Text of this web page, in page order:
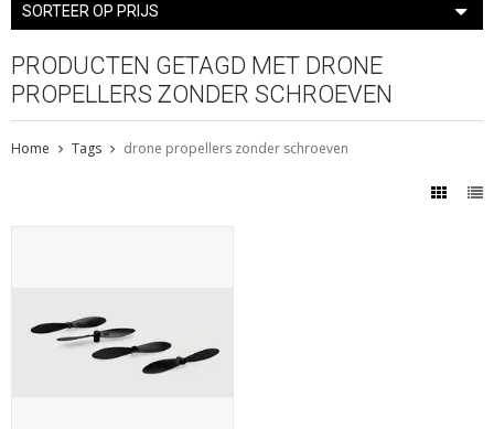
SORTEER OP PRIJS
PRODUCTEN GETAGD MET DRONE
PROPELLERS ZONDER SCHROEVEN
Home Tags drone propellers zonder schroeven